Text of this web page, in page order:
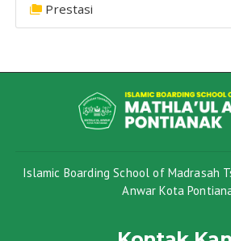
Prestasi
Islamic Boarding School of Madrasah
Anwar Kota